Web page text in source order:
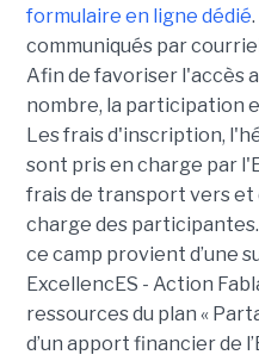
formulaire en ligne dédié
communiqués par
Afin de favoriser l'accès
nombre, la participation
Les frais d'inscription,
sont pris en charge par
frais de transport vers et
charge des
ce camp provient d’une
ExcellencES - Action
ressources du plan «
d’un apport financier de